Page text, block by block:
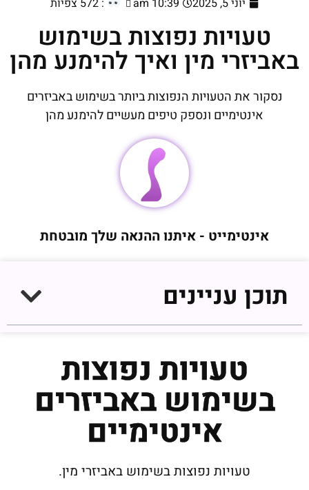
יוני 5, 2025 10:39 am : 572 צפיות
טעויות נפוצות בשימוש
באביזרי מין ואיך להימנע מהן
נסקור את הטעויות הנפוצות ביותר בשימוש באביזרים
אינטימיים ונספק טיפים מעשיים להימנע מהן
אינטימייט - איתנו ההנאה שלך מובטחת
תוכן עניינים
טעויות נפוצות
בשימוש באביזרים
אינטימיים
טעויות נפוצות בשימוש באביזרי מין.